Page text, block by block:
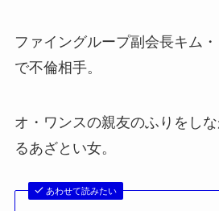
ファイングループ副会長キム
で不倫相手。
オ・ワンスの親友のふりをし
るあざとい女。
あわせて読みたい